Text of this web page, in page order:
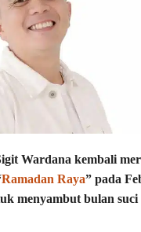
Wardana kembali
Ramadan Raya” pada
menyambut bulan suci